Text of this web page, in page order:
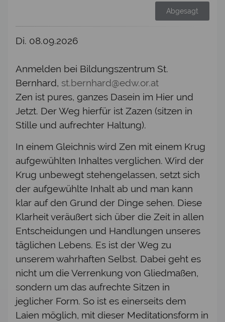
Abgesagt
Di. 08.09.2026
Anmelden bei Bildungszentrum St.
Bernhard, st.bernhard@edw.or.at
Zen ist pures, ganzes Dasein im Hier und
Jetzt. Der Weg hierfür ist Zazen (sitzen in
Stille und aufrechter Haltung).
In einem Gleichnis wird Zen mit einem Krug
aufgewühlten Inhaltes verglichen. Wird der
Krug unbewegt stehengelassen, setzt sich
der aufgewühlte Inhalt ab und man kann
klar auf den Grund der Dinge sehen. Diese
Klarheit veräußert sich über die Zeit in allen
Entscheidungen und Handlungen unseres
täglichen Lebens. Es ist der Weg zu
unserem wahrhaften Selbst. Dabei geht es
nicht um die Verrenkung von Gliedmaßen,
sondern um das aufrechte Sitzen in
jeglicher Form. So ist es einerseits dem
Laien möglich, mit dieser Meditationsform in